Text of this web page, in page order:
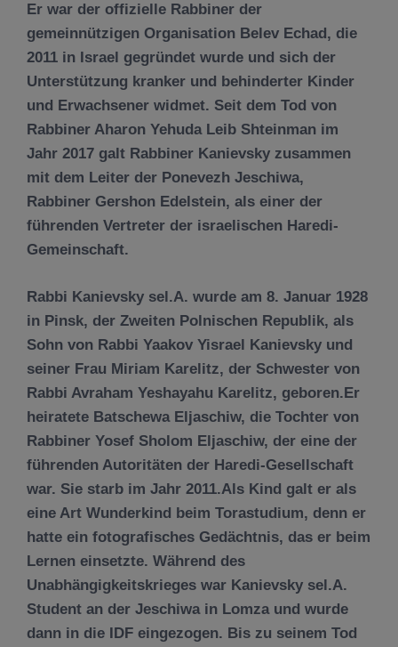
Er war der offizielle Rabbiner der
gemeinnützigen Organisation Belev Echad, die
2011 in Israel gegründet wurde und sich der
Unterstützung kranker und behinderter Kinder
und Erwachsener widmet. Seit dem Tod von
Rabbiner Aharon Yehuda Leib Shteinman im
Jahr 2017 galt Rabbiner Kanievsky zusammen
mit dem Leiter der Ponevezh Jeschiwa,
Rabbiner Gershon Edelstein, als einer der
führenden Vertreter der israelischen Haredi-
Gemeinschaft.
Rabbi Kanievsky sel.A. wurde am 8. Januar 1928
in Pinsk, der Zweiten Polnischen Republik, als
Sohn von Rabbi Yaakov Yisrael Kanievsky und
seiner Frau Miriam Karelitz, der Schwester von
Rabbi Avraham Yeshayahu Karelitz, geboren.Er
heiratete Batschewa Eljaschiw, die Tochter von
Rabbiner Yosef Sholom Eljaschiw, der eine der
führenden Autoritäten der Haredi-Gesellschaft
war. Sie starb im Jahr 2011.Als Kind galt er als
eine Art Wunderkind beim Torastudium, denn er
hatte ein fotografisches Gedächtnis, das er beim
Lernen einsetzte. Während des
Unabhängigkeitskrieges war Kanievsky sel.A.
Student an der Jeschiwa in Lomza und wurde
dann in die IDF eingezogen. Bis zu seinem Tod